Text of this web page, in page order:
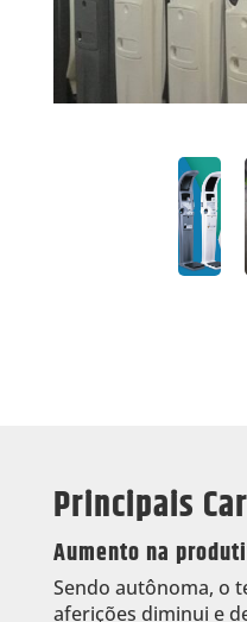
Principais
Aumento na
Sendo autônoma, o
aferições diminui e